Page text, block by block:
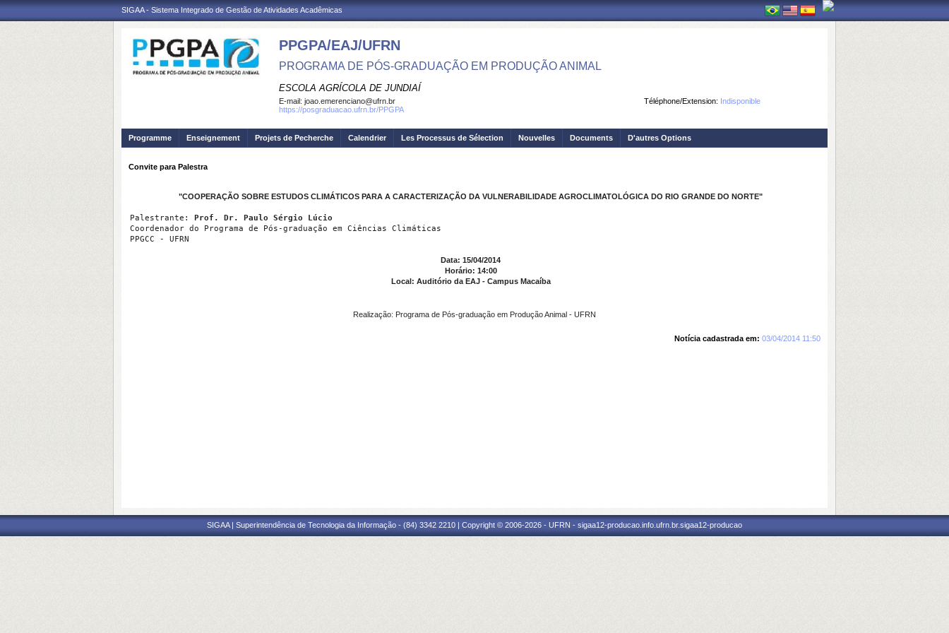
SIGAA - Sistema Integrado de Gestão de Atividades Acadêmicas
PPGPA/EAJ/UFRN
PROGRAMA DE PÓS-GRADUAÇÃO EM PRODUÇÃO ANIMAL
ESCOLA AGRÍCOLA DE JUNDIAÍ
Téléphone/Extension: Indisponible
E-mail: joao.emerenciano@ufrn.br
https://posgraduacao.ufrn.br/PPGPA
Programme Enseignement Projets de Pecherche Calendrier Les Processus de Sélection Nouvelles Documents D'autres Options
Convite para Palestra
"COOPERAÇÃO SOBRE ESTUDOS CLIMÁTICOS PARA A CARACTERIZAÇÃO DA VULNERABILIDADE AGROCLIMATOLÓGICA DO RIO GRANDE DO NORTE"
Palestrante: Prof. Dr. Paulo Sérgio Lúcio
Coordenador do Programa de Pós-graduação em Ciências Climáticas
PPGCC - UFRN
Data: 15/04/2014
Horário: 14:00
Local: Auditório da EAJ - Campus Macaíba
Realização: Programa de Pós-graduação em Produção Animal - UFRN
Notícia cadastrada em: 03/04/2014 11:50
SIGAA | Superintendência de Tecnologia da Informação - (84) 3342 2210 | Copyright © 2006-2026 - UFRN - sigaa12-producao.info.ufrn.br.sigaa12-producao